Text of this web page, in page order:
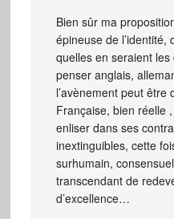
Bien sûr ma
épineuse de
quelles en seraient
penser anglais,
l’avènement peut être
Française, bien réelle
enliser dans ses
inextinguibles, cette
surhumain,
transcendant de
d’excellence…